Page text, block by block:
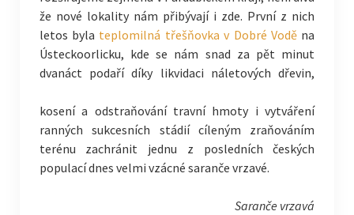
že nové lokality nám přibývají i zde. První z nich
letos byla teplomilná třešňovka v Dobré Voděna
Ústeckoorlicku, kde se nám snad za pět minut
dvanáct podaří díky likvidaci náletových dřevin,
kosení a odstraňování travní hmoty i vytváření
ranných sukcesních stádií cíleným zraňováním
terénu zachránit jednu z posledních českých
populací dnes velmi vzácné saranče vrzavé.
Saranče vrzavá